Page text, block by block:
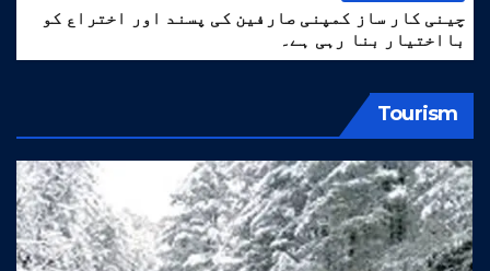
چینی کار ساز کمپنی صارفین کی پسند اور اختراع کو
بااختیار بنا رہی ہے۔
Tourism